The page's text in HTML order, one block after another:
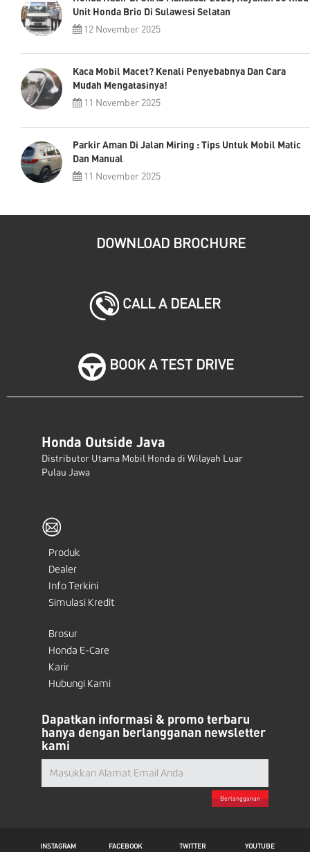
Unit Honda Brio Di Sulawesi Selatan
12 November 2025
Kaca Mobil Macet? Kenali Penyebabnya Dan Cara
Mudah Mengatasinya!
11 November 2025
Parkir Aman Di Jalan Miring : Tips Untuk Mobil Matic
Dan Manual
11 November 2025
DOWNLOAD BROCHURE
CALL A DEALER
BOOK A TEST DRIVE
Honda Outside Java
Distributor Utama Mobil Honda di Wilayah Luar
Pulau Jawa
Produk
Dealer
Info Terkini
Simulasi Kredit
Brosur
Honda E-Care
Karir
Hubungi Kami
Dapatkan informasi & promo terbaru
hanya dengan berlangganan newsletter
kami
Berlangganan
INSTAGRAM FACEBOOK TWITTER YOUTUBE